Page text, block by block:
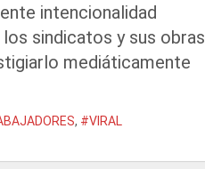
intencionalidad
sindicatos y sus obras
mediáticamente
, #VIRAL